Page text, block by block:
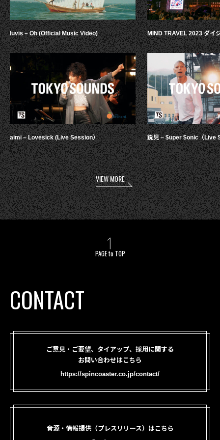
luvis – Oh (Official Music Video)
aimi – Lovesick (Live Session）
MIND TRAVEL 2023 ダイ
鋭児 – $uper $onic（Live
VIEW MORE
PAGE to TOP
CONTACT
ご意見・ご要望、タイアップ、採用に関する
お問い合わせはこちら
https://spincoaster.co.jp/contact/
音源・情報提供（プレスリリース）はこちら